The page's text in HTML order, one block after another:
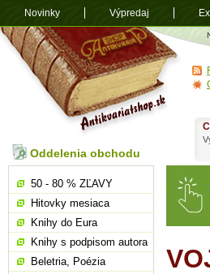
Oddelenia obchodu
50 - 80 % ZĽAVY
Hitovky mesiaca
Knihy do Eura
Knihy s podpisom autora
Beletria, Poézia
Novinky Výpredaj